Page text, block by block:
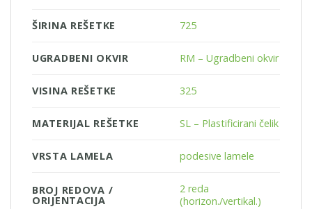
ŠIRINA REŠETKE 725
UGRADBENI OKVIR RM – Ugradbeni okvir
VISINA REŠETKE 325
MATERIJAL REŠETKE SL – Plastificirani čelik
VRSTA LAMELA podesive lamele
BROJ REDOVA /
ORIJENTACIJA
2 reda
(horizon./vertikal.)